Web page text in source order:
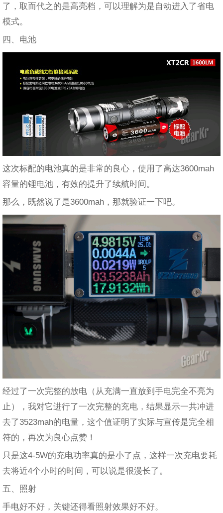
了，取而代之的是高亮档，可以理解为是自动进入了省电
模式。
四、电池
这次标配的电池真的是非常的良心，使用了高达3600mah
容量的锂电池，有效的提升了续航时间。
那么，既然说了是3600mah，那就验证一下吧。
经过了一次完整的放电（从充满一直放到手电完全不亮为
止），我对它进行了一次完整的充电，结果显示一共冲进
去了3523mah的电量，这个值证明了实际与宣传是完全相
符的，再次为良心点赞！
只是这4-5W的充电功率真的是小了点，这样一次充电要耗
去将近4个小时的时间，可以说是很漫长了。
五、照射
手电好不好，关键还得看照射效果好不好。